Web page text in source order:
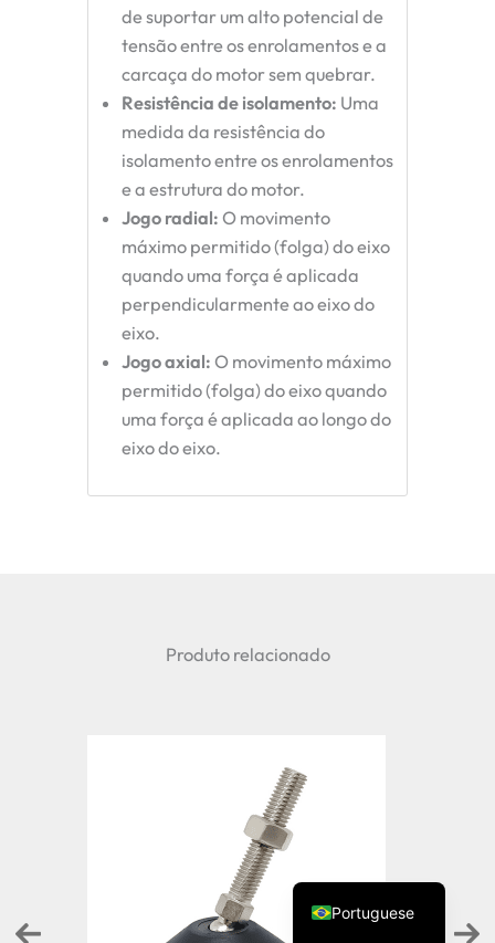
de suportar um alto potencial de
tensão entre os enrolamentos e a
carcaça do motor sem quebrar.
Resistência de isolamento: Uma
medida da resistência do
isolamento entre os enrolamentos
e a estrutura do motor.
Jogo radial: O movimento
máximo permitido (folga) do eixo
quando uma força é aplicada
perpendicularmente ao eixo do
eixo.
Jogo axial: O movimento máximo
permitido (folga) do eixo quando
uma força é aplicada ao longo do
eixo do eixo.
Produto relacionado
Portuguese